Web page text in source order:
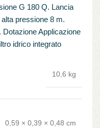
G 180 Q. Lancia
pressione 8 m.
Dotazione Applicazione
idrico integrato
10,6 kg
0,59 × 0,39 × 0,48 cm